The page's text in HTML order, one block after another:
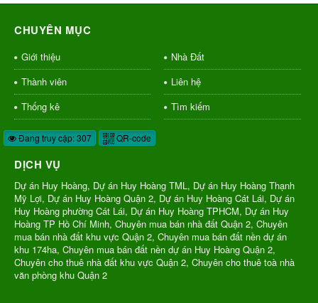
CHUYÊN MỤC
Giới thiệu
Nhà Đất
Thành viên
Liên hệ
Thống kê
Tìm kiếm
Đang truy cập: 307 QR-code
DỊCH VỤ
Dự án Huy Hoàng, Dự án Huy Hoàng TML, Dự án Huy Hoàng Thạnh
Mỹ Lợi, Dự án Huy Hoàng Quận 2, Dự án Huy Hoàng Cát Lái, Dự án
Huy Hoàng phường Cát Lái, Dự án Huy Hoàng TPHCM, Dự án Huy
Hoàng TP Hồ Chí Minh, Chuyên mua bán nhà đất Quận 2, Chuyên
mua bán nhà đất khu vực Quận 2, Chuyên mua bán đất nền dự án
khu 174ha, Chuyên mua bán đất nền dự án Huy Hoàng Quận 2,
Chuyên cho thuê nhà đất khu vực Quận 2, Chuyên cho thuê toà nhà
văn phòng khu Quận 2